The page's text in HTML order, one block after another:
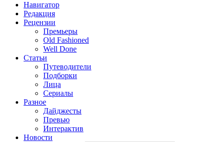
Навигатор
Редакция
Рецензии
Премьеры
Old Fashioned
Well Done
Статьи
Путеводители
Подборки
Лица
Сериалы
Разное
Дайджесты
Превью
Интерактив
Новости